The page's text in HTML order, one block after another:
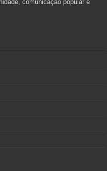
comunicação popular e